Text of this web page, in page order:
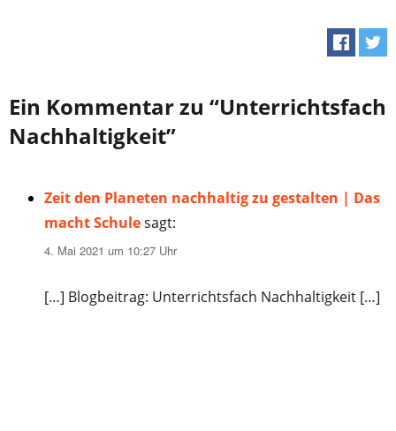
Ein Kommentar zu “Unterrichtsfach
Nachhaltigkeit”
Zeit den Planeten nachhaltig zu gestalten | Das
macht Schulesagt:
4. Mai 2021 um 10:27 Uhr
[…] Blogbeitrag: Unterrichtsfach Nachhaltigkeit […]